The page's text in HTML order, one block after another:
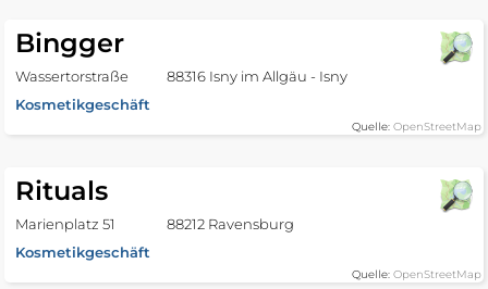
Bingger
Wassertorstraße
88316 Isny im Allgäu - Isny
Kosmetikgeschäft
Quelle: OpenStreetMap
Rituals
Marienplatz 51
88212 Ravensburg
Kosmetikgeschäft
Quelle: OpenStreetMap